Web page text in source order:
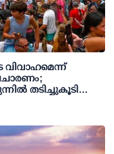
വിവാഹമെന്ന്